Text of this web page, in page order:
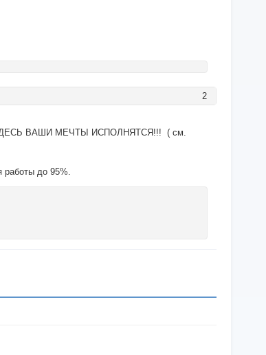
2
ЗДЕСЬ ВАШИ МЕЧТЫ ИСПОЛНЯТСЯ!!! ( см.
работы до 95%.